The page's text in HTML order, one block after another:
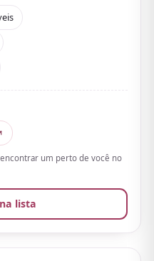
secas ou quando a
SPF50+／PA++++
e mantém uma
torna bem equilibrado
que
natural
é um charme.
um perto de você no
lista